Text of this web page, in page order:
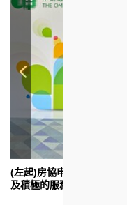
(左起)房協申請組經理黃春
及積極的服務態度和表現